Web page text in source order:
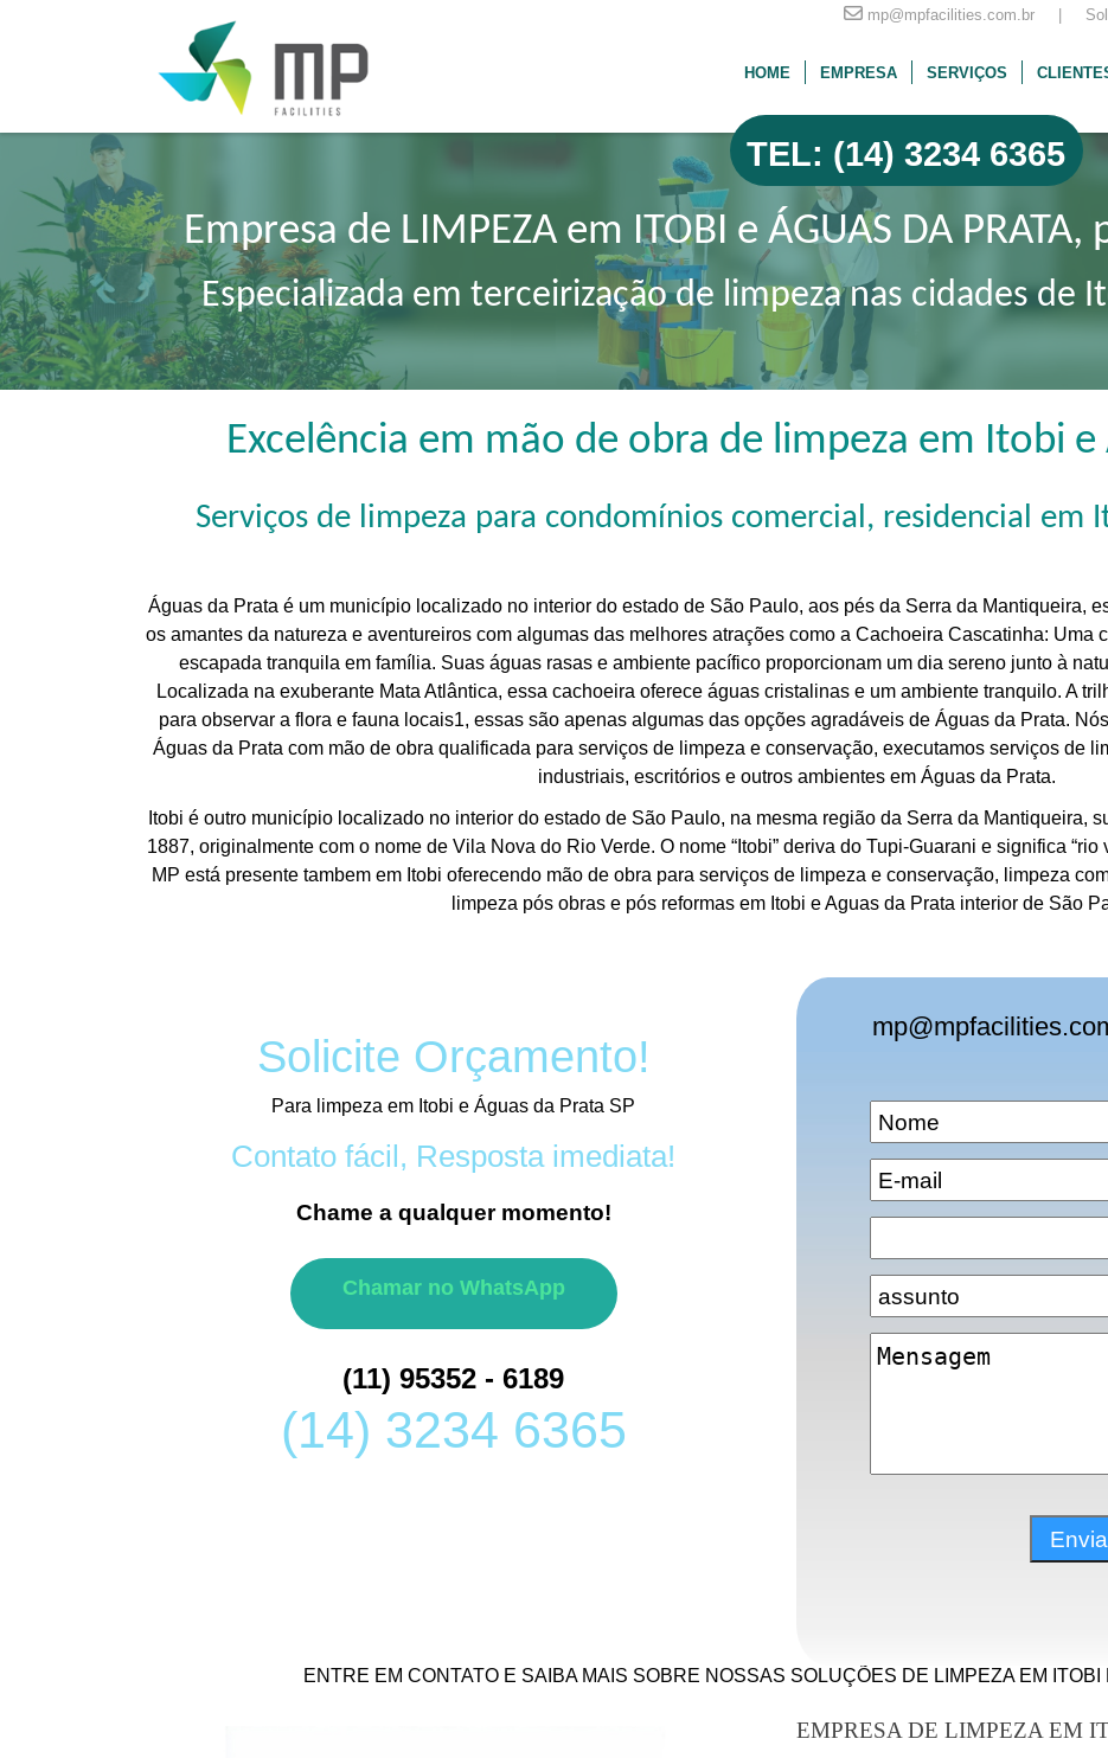
mp@mpfacilities.com.br |
HOME EMPRESA SERVIÇOS
TEL: (14) 3234 6365
Empresa de LIMPEZA em ITOBI e ÁGUAS DA
Especializada em terceirização de limpeza nas cidades de
Excelência em mão de obra de limpeza em Itobi e
Serviços de limpeza para condomínios comercial, residencial em
Águas da Prata é um município localizado no interior do estado de São Paulo, aos pés da Serra da Mantiqueira,
os amantes da natureza e aventureiros com algumas das melhores atrações como a Cachoeira Cascatinha: Uma
escapada tranquila em família. Suas águas rasas e ambiente pacífico proporcionam um dia sereno junto à
Localizada na exuberante Mata Atlântica, essa cachoeira oferece águas cristalinas e um ambiente tranquilo. A
para observar a flora e fauna locais1, essas são apenas algumas das opções agradáveis de Águas da Prata.
Águas da Prata com mão de obra qualificada para serviços de limpeza e conservação, executamos serviços de
industriais, escritórios e outros ambientes em Águas da Prata.
Itobi é outro município localizado no interior do estado de São Paulo, na mesma região da Serra da Mantiqueira,
1887, originalmente com o nome de Vila Nova do Rio Verde. O nome “Itobi” deriva do Tupi-Guarani e significa “rio
MP está presente tambem em Itobi oferecendo mão de obra para serviços de limpeza e conservação, limpeza
limpeza pós obras e pós reformas em Itobi e Aguas da Prata interior de São
Solicite Orçamento!
Para limpeza em Itobi e Águas da Prata SP
Contato fácil, Resposta imediata!
Chame a qualquer momento!
Chamar no WhatsApp
(11) 95352 - 6189
(14) 3234 6365
ENTRE EM CONTATO E SAIBA MAIS SOBRE NOSSAS SOLUÇÕES DE LIMPEZA EM
EMPRESA DE LIMPEZA EM